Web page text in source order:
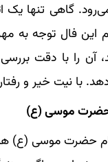
گاهی تنها یک
این فال توجه به
آن را با دقت
با نیت خیر و
حضرت موسی (ع)
حضرت موسی (ع)